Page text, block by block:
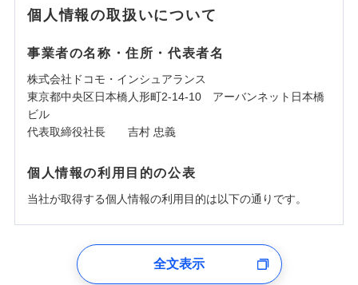
個人情報の取扱いについて
事業者の名称・住所・代表者名
株式会社ドコモ・インシュアランス
東京都中央区日本橋人形町2-14-10 アーバンネット日本橋
ビル
代表取締役社長 吉村 忠義
個人情報の利用目的の公表
当社が取得する個人情報の利用目的は以下の通りです。
ユーザー登録受付および、管理のため
全文表示